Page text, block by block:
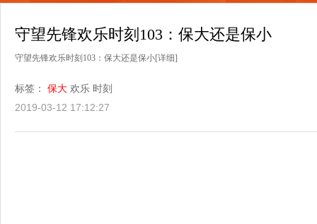
守望先锋欢乐时刻103：保大还是保小
守望先锋欢乐时刻103：保大还是保小[详细]
标签： 保大 欢乐 时刻
2019-03-12 17:12:27